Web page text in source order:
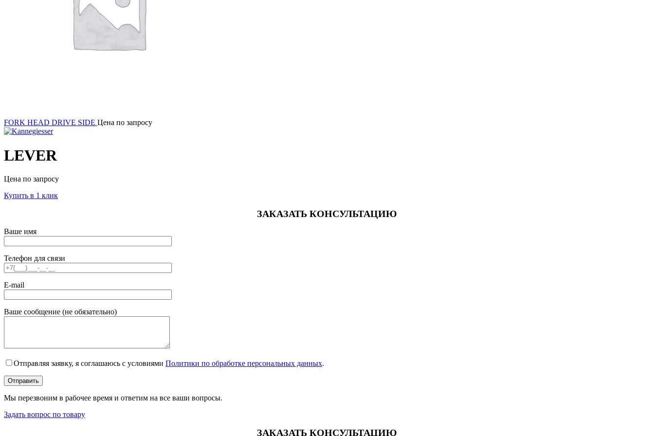
FORK HEAD DRIVE SIDE Цена по запросу
LEVER
Цена по запросу
Купить в 1 клик
ЗАКАЗАТЬ КОНСУЛЬТАЦИЮ
Ваше имя
Телефон для связи
E-mail
Ваше сообщение (не обязательно)
Отправляя заявку, я соглашаюсь с условиями Политики по обработке персональных данных.
Мы перезвоним в рабочее время и ответим на все ваши вопросы.
Задать вопрос по товару
ЗАКАЗАТЬ КОНСУЛЬТАЦИЮ